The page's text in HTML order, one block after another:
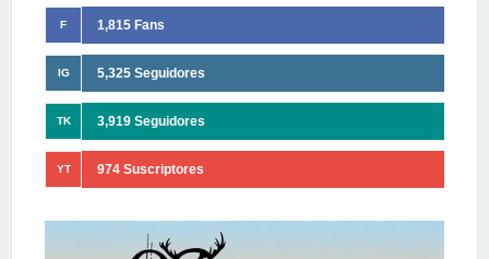
F 1,815 Fans
IG 5,325 Seguidores
TK 3,919 Seguidores
YT 974 Suscriptores